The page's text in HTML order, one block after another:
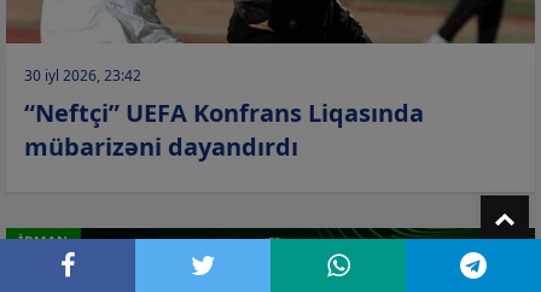
30 iyl 2026, 23:42
“Neftçi” UEFA Konfrans Liqasında
mübarizəni dayandırdı
İDMAN